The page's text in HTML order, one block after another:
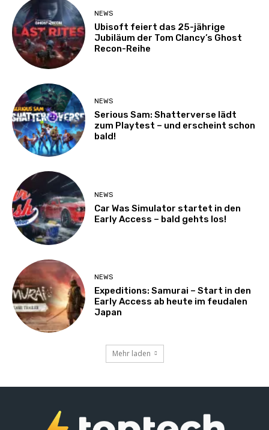
NEWS
Ubisoft feiert das 25-jährige
Jubiläum der Tom Clancy’s Ghost
Recon-Reihe
NEWS
Serious Sam: Shatterverse lädt
zum Playtest – und erscheint schon
bald!
NEWS
Car Was Simulator startet in den
Early Access – bald gehts los!
NEWS
Expeditions: Samurai – Start in den
Early Access ab heute im feudalen
Japan
Mehr laden